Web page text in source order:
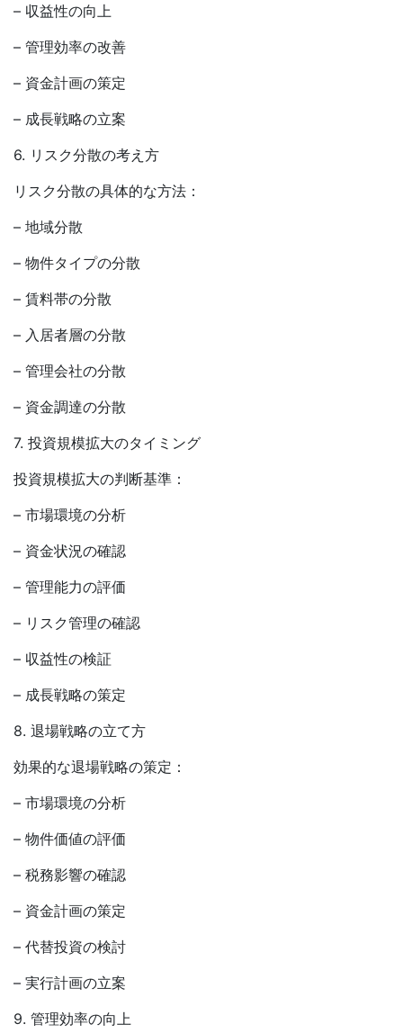
– 収益性の向上
– 管理効率の改善
– 資金計画の策定
– 成長戦略の立案
6. リスク分散の考え方
リスク分散の具体的な方法：
– 地域分散
– 物件タイプの分散
– 賃料帯の分散
– 入居者層の分散
– 管理会社の分散
– 資金調達の分散
7. 投資規模拡大のタイミング
投資規模拡大の判断基準：
– 市場環境の分析
– 資金状況の確認
– 管理能力の評価
– リスク管理の確認
– 収益性の検証
– 成長戦略の策定
8. 退場戦略の立て方
効果的な退場戦略の策定：
– 市場環境の分析
– 物件価値の評価
– 税務影響の確認
– 資金計画の策定
– 代替投資の検討
– 実行計画の立案
9. 管理効率の向上